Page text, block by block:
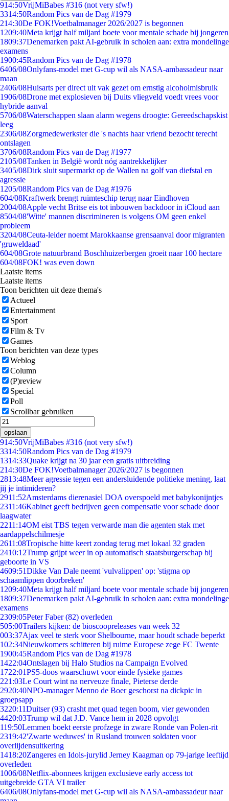
914:50VrijMiBabes #316 (not very sfw!)
3314:50Random Pics van de Dag #1979
214:30De FOK!Voetbalmanager 2026/2027 is begonnen
1209:40Meta krijgt half miljard boete voor mentale schade bij jongeren
1809:37Denemarken pakt AI-gebruik in scholen aan: extra mondelinge
examens
1900:45Random Pics van de Dag #1978
6406/08Onlyfans-model met G-cup wil als NASA-ambassadeur naar
maan
2406/08Huisarts per direct uit vak gezet om ernstig alcoholmisbruik
1906/08Drone met explosieven bij Duits vliegveld voedt vrees voor
hybride aanval
5706/08Waterschappen slaan alarm wegens droogte: Gereedschapskist
leeg
2306/08Zorgmedewerkster die 's nachts haar vriend bezocht terecht
ontslagen
3706/08Random Pics van de Dag #1977
2105/08Tanken in België wordt nóg aantrekkelijker
3405/08Dirk sluit supermarkt op de Wallen na golf van diefstal en
agressie
1205/08Random Pics van de Dag #1976
604/08Kraftwerk brengt ruimteschip terug naar Eindhoven
2004/08Apple vecht Britse eis tot inbouwen backdoor in iCloud aan
8504/08'Witte' mannen discrimineren is volgens OM geen enkel
probleem
3204/08Ceuta-leider noemt Marokkaanse grensaanval door migranten
'gruweldaad'
604/08Grote natuurbrand Boschhuizerbergen groeit naar 100 hectare
604/08FOK! was even down
Laatste items
Laatste items
Toon berichten uit deze thema's
Actueel
Entertainment
Sport
Film & Tv
Games
Toon berichten van deze types
Weblog
Column
(P)review
Special
Poll
Scrollbar gebruiken
opslaan
914:50VrijMiBabes #316 (not very sfw!)
3314:50Random Pics van de Dag #1979
1314:33Quake krijgt na 30 jaar een gratis uitbreiding
214:30De FOK!Voetbalmanager 2026/2027 is begonnen
2813:48Meer agressie tegen een andersluidende politieke mening, laat
jij je intimideren?
2911:52Amsterdams dierenasiel DOA overspoeld met babykonijntjes
2311:46Kabinet geeft bedrijven geen compensatie voor schade door
laagwater
2211:14OM eist TBS tegen verwarde man die agenten stak met
aardappelschilmesje
2611:08Tropische hitte keert zondag terug met lokaal 32 graden
2410:12Trump grijpt weer in op automatisch staatsburgerschap bij
geboorte in VS
4609:51Dikke Van Dale neemt 'vulvalippen' op: 'stigma op
schaamlippen doorbreken'
1209:40Meta krijgt half miljard boete voor mentale schade bij jongeren
1809:37Denemarken pakt AI-gebruik in scholen aan: extra mondelinge
examens
2309:05Peter Faber (82) overleden
505:00Trailers kijken: de bioscoopreleases van week 32
003:37Ajax veel te sterk voor Shelbourne, maar houdt schade beperkt
102:34Nieuwkomers schitteren bij ruime Europese zege FC Twente
1900:45Random Pics van de Dag #1978
1422:04Ontslagen bij Halo Studios na Campaign Evolved
1722:01PS5-doos waarschuwt voor einde fysieke games
221:03Le Court wint na nerveuze finale, Pieterse derde
2920:40NPO-manager Menno de Boer geschorst na dickpic in
groepsapp
3220:11Duitser (93) crasht met quad tegen boom, vier gewonden
4420:03Trump wil dat J.D. Vance hem in 2028 opvolgt
119:50Lemmen boekt eerste profzege in zware Ronde van Polen-rit
2319:42'Zwarte weduwes' in Rusland trouwen soldaten voor
overlijdensuitkering
1418:20Zangeres en Idols-jurylid Jerney Kaagman op 79-jarige leeftijd
overleden
1006/08Netflix-abonnees krijgen exclusieve early access tot
uitgebreide GTA VI trailer
6406/08Onlyfans-model met G-cup wil als NASA-ambassadeur naar